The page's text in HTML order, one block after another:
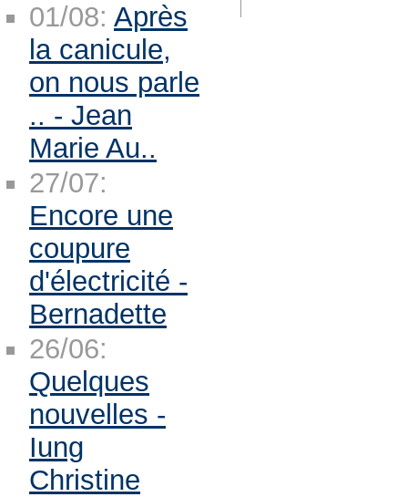
01/08: Après
la canicule,
on nous parle
.. - Jean
Marie Au..
27/07:
Encore une
coupure
d'électricité -
Bernadette
26/06:
Quelques
nouvelles -
Iung
Christine